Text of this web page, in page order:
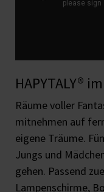
HAPYTALY®
Räume voller
mitnehmen auf
eigene Träume.
Jungs und
gehen. Passend
Lampenschirme,